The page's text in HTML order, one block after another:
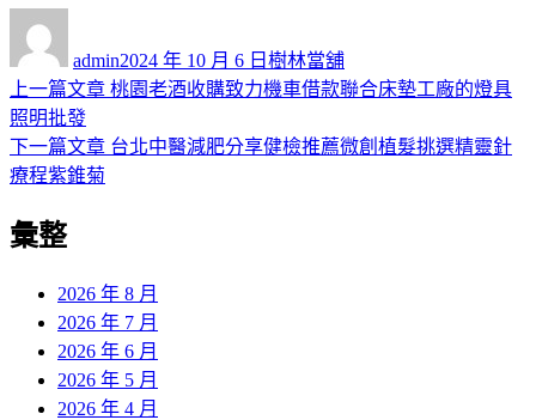
admin佈
日
2024 年 10 月 6 日 類
樹林當舖
文
章
導
覽
上一篇文章 上
篇
桃園老酒收購致力機車借款聯合床墊工廠的燈具
照明批發
下一篇文章 下
台北中醫減肥分享健檢推薦微創植髮挑選精靈針
療程紫錐菊
彙整
2026 年 8 月
2026 年 7 月
2026 年 6 月
2026 年 5 月
2026 年 4 月